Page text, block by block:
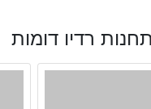
רדיו דומות